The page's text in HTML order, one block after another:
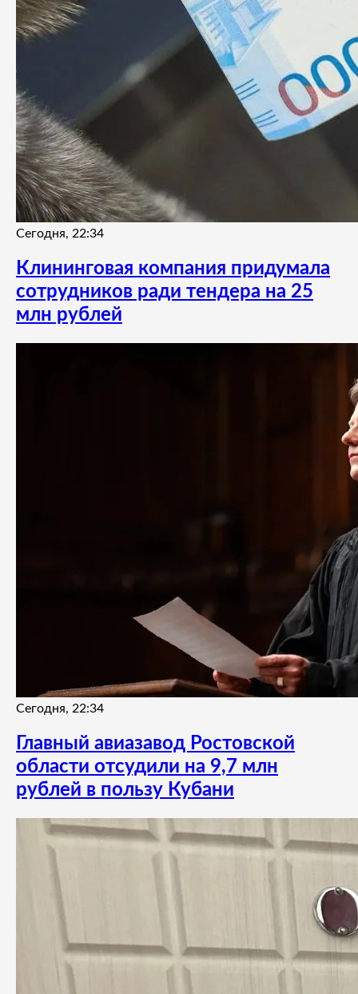
Сегодня, 22:34
Клининговая компания придумала
сотрудников ради тендера на 25
млн рублей
Сегодня, 22:34
Главный авиазавод Ростовской
области отсудили на 9,7 млн
рублей в пользу Кубани